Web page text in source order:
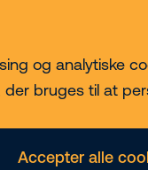
og analytiske
bruges til at
Accepter alle